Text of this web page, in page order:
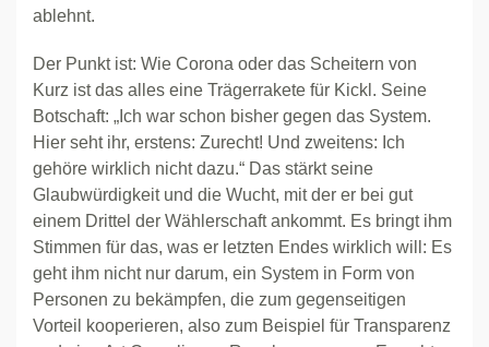
ablehnt.
Der Punkt ist: Wie Corona oder das Scheitern von
Kurz ist das alles eine Trägerrakete für Kickl. Seine
Botschaft: „Ich war schon bisher gegen das System.
Hier seht ihr, erstens: Zurecht! Und zweitens: Ich
gehöre wirklich nicht dazu.“ Das stärkt seine
Glaubwürdigkeit und die Wucht, mit der er bei gut
einem Drittel der Wählerschaft ankommt. Es bringt ihm
Stimmen für das, was er letzten Endes wirklich will: Es
geht ihm nicht nur darum, ein System in Form von
Personen zu bekämpfen, die zum gegenseitigen
Vorteil kooperieren, also zum Beispiel für Transparenz